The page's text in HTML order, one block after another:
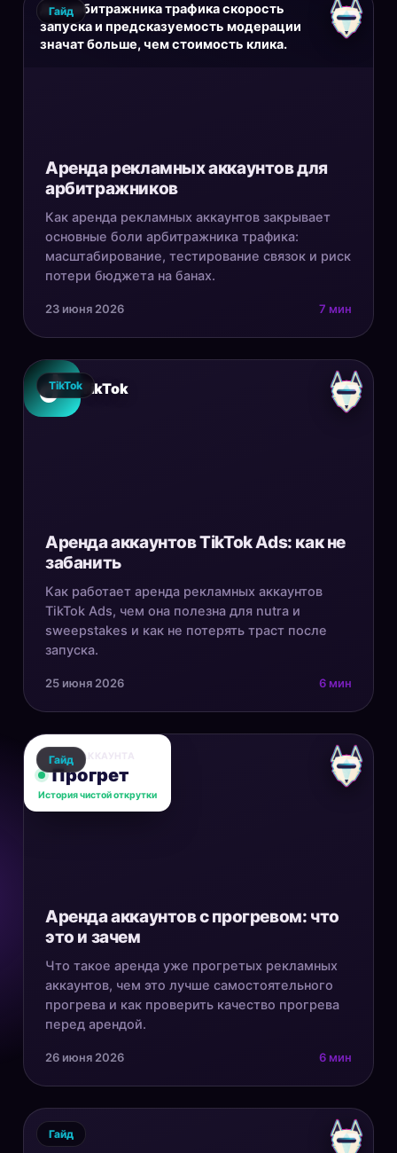
Для арбитражника трафика скорость
запуска и предсказуемость модерации
значат больше, чем стоимость клика.
Гайд
Аренда рекламных аккаунтов для
арбитражников
Как аренда рекламных аккаунтов закрывает
основные боли арбитражника трафика:
масштабирование, тестирование связок и риск
потери бюджета на банах.
23 июня 2026 7 мин
TikTok
TikTok
Аренда аккаунтов TikTok Ads: как не
забанить
Как работает аренда рекламных аккаунтов
TikTok Ads, чем она полезна для nutra и
sweepstakes и как не потерять траст после
запуска.
25 июня 2026 6 мин
СТАТУС АККАУНТА
Прогрет
История чистой открутки
Гайд
Аренда аккаунтов с прогревом: что
это и зачем
Что такое аренда уже прогретых рекламных
аккаунтов, чем это лучше самостоятельного
прогрева и как проверить качество прогрева
перед арендой.
26 июня 2026 6 мин
Гайд